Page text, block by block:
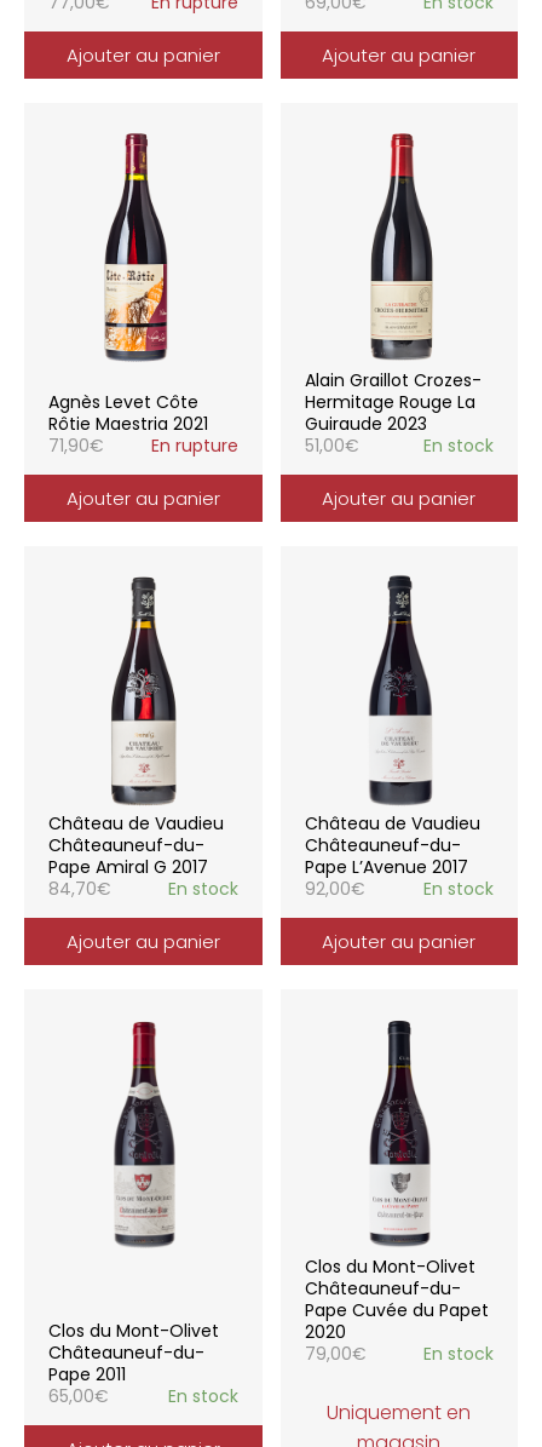
Ajouter au panier Ajouter au panier
Agnès Levet Côte
Rôtie Maestria 2021
71,90€ En rupture
Ajouter au panier
Alain Graillot Crozes-
Hermitage Rouge La
Guiraude 2023
51,00€ En stock
Ajouter au panier
Château de Vaudieu
Châteauneuf-du-
Pape Amiral G 2017
84,70€ En stock
Ajouter au panier
Château de Vaudieu
Châteauneuf-du-
Pape L’Avenue 2017
92,00€ En stock
Ajouter au panier
Clos du Mont-Olivet
Châteauneuf-du-
Pape 2011
65,00€ En stock
Clos du Mont-Olivet
Châteauneuf-du-
Pape Cuvée du Papet
2020
79,00€ En stock
Uniquement en